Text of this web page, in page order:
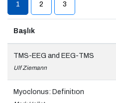
1
(current)
2 3
Başlık
TMS-EEG and EEG-TMS
Ulf Ziemann
Myoclonus: Definitıon